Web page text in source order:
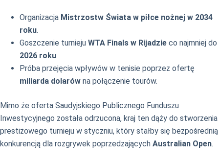
Organizacja Mistrzostw Świata w piłce nożnej w 2034
roku.
Goszczenie turnieju WTA Finals w Rijadzie co najmniej do
2026 roku.
Próba przejęcia wpływów w tenisie poprzez ofertę
miliarda dolarów na połączenie tourów.
Mimo że oferta Saudyjskiego Publicznego Funduszu
Inwestycyjnego została odrzucona, kraj ten dąży do stworzenia
prestiżowego turnieju w styczniu, który stałby się bezpośrednią
konkurencją dla rozgrywek poprzedzających Australian Open.